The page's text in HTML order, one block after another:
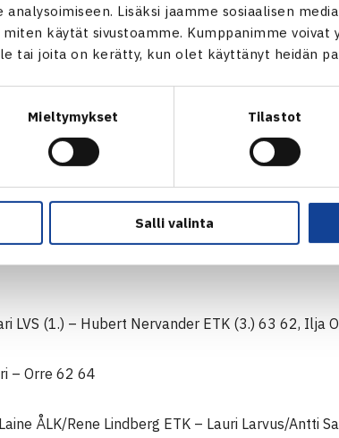
Lisäksi jaamme sosiaalisen
käytät sivustoamme. Kumppanimme voivat
tai joita on kerätty, kun olet käyttänyt heidän
Mieltymykset Tilastot
Salli valinta
Heino Smash/Ella Leivo TaTS – Jaana Pohjaranta
HLK/Annika Sillanpää TaTS – Karoliina Kuutti
Nicolas Nietosvaara Sata (2.) – Marko
Leivo/Saska Huttunen TaTS (2.) – Annika Sillanpää
LVS (1.) – Hubert Nervander ETK (3.) 63 62, Ilja
– Orre 62 64
ÅLK/Rene Lindberg ETK – Lauri Larvus/Antti